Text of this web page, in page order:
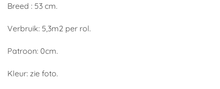
Breed : 53 cm.
Verbruik: 5,3m2 per rol.
Patroon: 0cm.
Kleur: zie foto.